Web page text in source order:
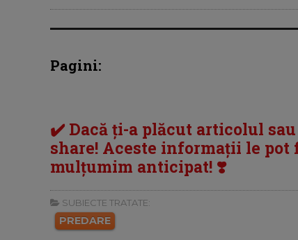
Pagini:
✔️ Dacă ți-a plăcut articolul
share! Aceste informații le
mulțumim anticipat! ❣️
SUBIECTE TRATATE:
PREDARE